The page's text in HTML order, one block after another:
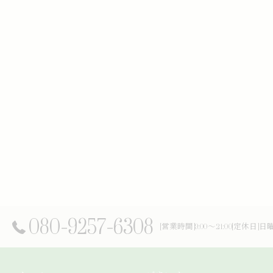
080-9257-6308 [営業時間]9:00～21:00[定休日]日